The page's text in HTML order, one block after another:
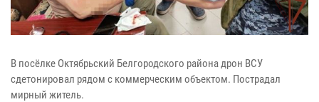
В посёлке Октябрьский Белгородского района дрон ВСУ
сдетонировал рядом с коммерческим объектом. Пострадал
мирный житель.